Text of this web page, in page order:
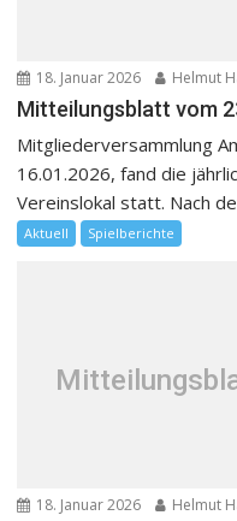
18. Januar 2026 Helmut
Mitteilungsblatt vom
Mitgliederversammlung
16.01.2026, fand die
Vereinslokal statt. Nach
Aktuell Spielberichte
18. Januar 2026 Helmut